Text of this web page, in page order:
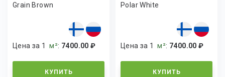
Grain Brown
Цена за 1м²: 7400.00 ₽
КУПИТЬ
Polar White
Цена за 1м²: 7400.00 ₽
КУПИТЬ